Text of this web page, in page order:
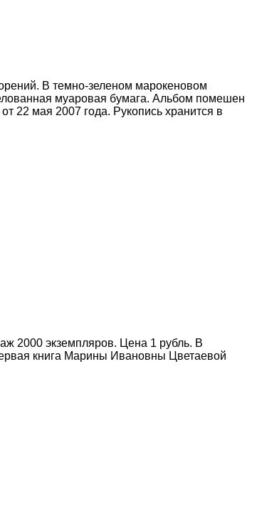
В темно-зеленом марокеновом
муаровая бумага. Альбом помешен
22 мая 2007 года. Рукопись хранится в
2000 экземпляров. Цена 1 рубль. В
книга Марины Ивановны Цветаевой